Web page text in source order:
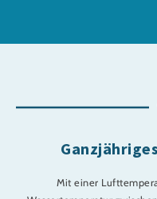
Mit einer